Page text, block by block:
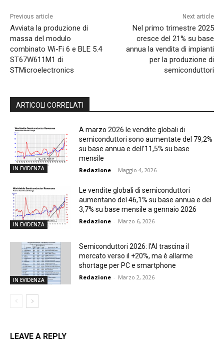
Previous article
Avviata la produzione di
massa del modulo
combinato Wi-Fi 6 e BLE 5.4
ST67W611M1 di
STMicroelectronics
Next article
Nel primo trimestre 2025
cresce del 21% su base
annua la vendita di impianti
per la produzione di
semiconduttori
ARTICOLI CORRELATI
IN EVIDENZA
A marzo 2026 le vendite globali di
semiconduttori sono aumentate del 79,2%
su base annua e dell’11,5% su base
mensile
Redazione - Maggio 4, 2026
IN EVIDENZA
Le vendite globali di semiconduttori
aumentano del 46,1% su base annua e del
3,7% su base mensile a gennaio 2026
Redazione - Marzo 6, 2026
IN EVIDENZA
Semiconduttori 2026: l’AI trascina il
mercato verso il +20%, ma è allarme
shortage per PC e smartphone
Redazione - Marzo 2, 2026
LEAVE A REPLY